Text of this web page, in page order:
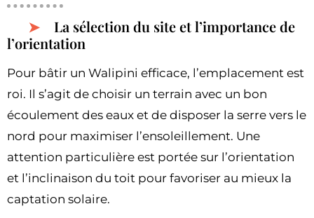
La sélection du site et l’importance de
l’orientation
Pour bâtir un Walipini efficace, l’emplacement est
roi. Il s’agit de choisir un terrain avec un bon
écoulement des eaux et de disposer la serre vers le
nord pour maximiser l’ensoleillement. Une
attention particulière est portée sur l’orientation
et l’inclinaison du toit pour favoriser au mieux la
captation solaire.